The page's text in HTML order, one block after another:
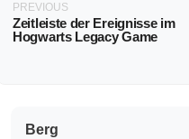
PREVIOUS
Zeitleiste der Ereignisse im
Hogwarts Legacy Game
Berg